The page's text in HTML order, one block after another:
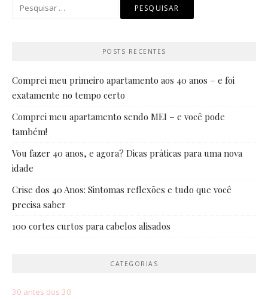
POSTS RECENTES
Comprei meu primeiro apartamento aos 40 anos – e foi
exatamente no tempo certo
Comprei meu apartamento sendo MEI – e você pode
também!
Vou fazer 40 anos, e agora? Dicas práticas para uma nova
idade
Crise dos 40 Anos: Sintomas reflexões e tudo que você
precisa saber
100 cortes curtos para cabelos alisados
CATEGORIAS
30 antes dos 30